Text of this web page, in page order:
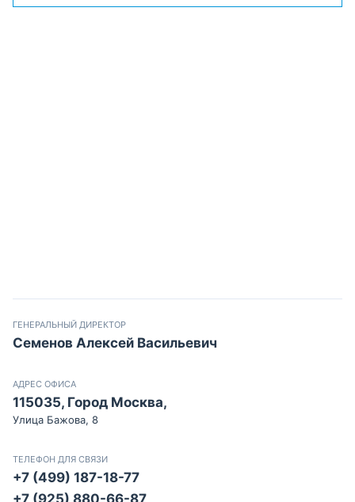
ГЕНЕРАЛЬНЫЙ ДИРЕКТОР
Семенов Алексей Васильевич
АДРЕС ОФИСА
115035, Город Москва,
Улица Бажова, 8
ТЕЛЕФОН ДЛЯ СВЯЗИ
+7 (499) 187-18-77
+7 (925) 880-66-87